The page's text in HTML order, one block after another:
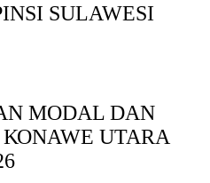
SULAWESI
MODAL DAN
UTARA